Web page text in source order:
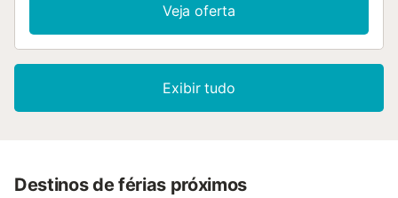
Veja oferta
Exibir tudo
Destinos de férias próximos